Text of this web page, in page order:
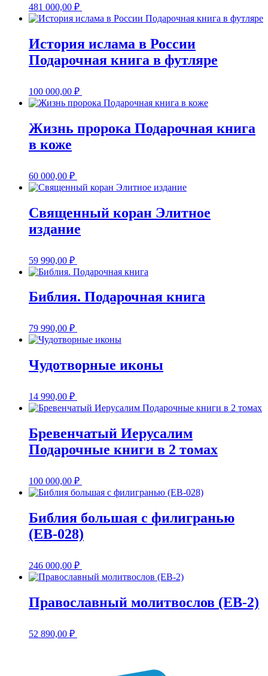
481 000,00 ₽
История ислама в России
Подарочная книга в футляре
100 000,00 ₽
Жизнь пророка Подарочная книга
в коже
60 000,00 ₽
Священный коран Элитное
издание
59 990,00 ₽
Библия. Подарочная книга
79 990,00 ₽
Чудотворные иконы
14 990,00 ₽
Бревенчатый Иерусалим
Подарочные книги в 2 томах
100 000,00 ₽
Библия большая с филигранью
(EB-028)
246 000,00 ₽
Православный молитвослов (EB-2)
52 890,00 ₽